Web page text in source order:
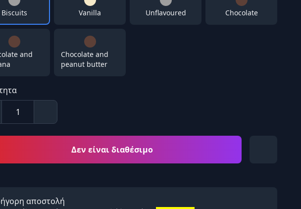
Biscuits Vanilla Unflavoured Chocolate
and
Chocolate and
peanut butter
Δεν είναι διαθέσιμο
αποστολή